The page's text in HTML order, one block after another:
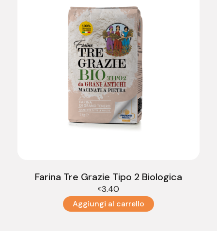
Farina Tre Grazie Tipo 2 Biologica
€3.40
Aggiungi al carrello